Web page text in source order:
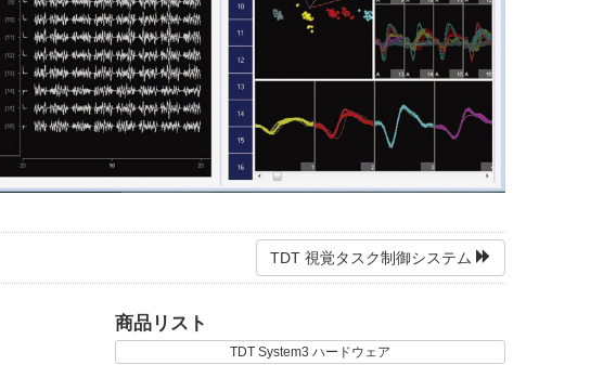
TDT 視覚タスク制御システム
商品リスト
TDT System3 ハードウェア